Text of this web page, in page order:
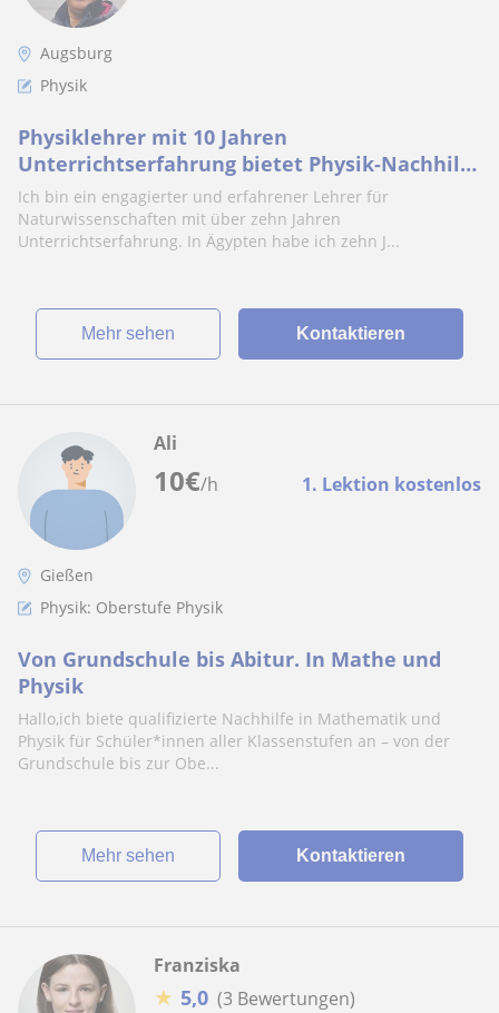
Augsburg
Physik
Physiklehrer mit 10 Jahren
Unterrichtserfahrung bietet Physik-Nachhilfe
für Klassen 5–10 in Augsburg an – Präsenz-
oder Online.
Ich bin ein engagierter und erfahrener Lehrer für
Naturwissenschaften mit über zehn Jahren
Unterrichtserfahrung. In Ägypten habe ich zehn J...
Mehr sehen Kontaktieren
10€/h 1. Lektion kostenlos
Ali
Gießen
Physik: Oberstufe Physik
Von Grundschule bis Abitur. In Mathe und
Physik
Hallo,ich biete qualifizierte Nachhilfe in Mathematik und
Physik für Schüler*innen aller Klassenstufen an – von der
Grundschule bis zur Obe...
Mehr sehen Kontaktieren
Franziska
★ 5,0 (3 Bewertungen)